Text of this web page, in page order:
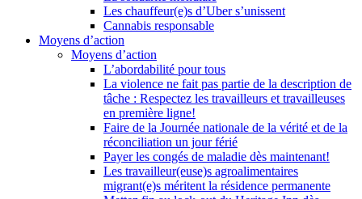
Les chauffeur(e)s d’Uber s’unissent
Cannabis responsable
Moyens d’action
Moyens d’action
L’abordabilité pour tous
La violence ne fait pas partie de la description de
tâche : Respectez les travailleurs et travailleuses
en première ligne!
Faire de la Journée nationale de la vérité et de la
réconciliation un jour férié
Payer les congés de maladie dès maintenant!
Les travailleur(euse)s agroalimentaires
migrant(e)s méritent la résidence permanente